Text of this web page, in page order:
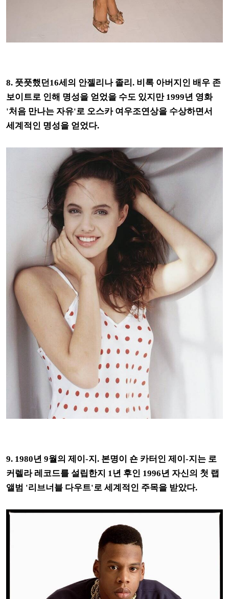
8. 풋풋했던16세의 안젤리나 졸리. 비록 아버지인 배우 존
보이트로 인해 명성을 얻었을 수도 있지만 1999년 영화
'처음 만나는 자유'로 오스카 여우조연상을 수상하면서
세계적인 명성을 얻었다.
9. 1980년 9월의 제이-지. 본명이 숀 카터인 제이-지는 로
커렐라 레코드를 설립한지 1년 후인 1996년 자신의 첫 랩
앨범 '리브너블 다우트'로 세계적인 주목을 받았다.